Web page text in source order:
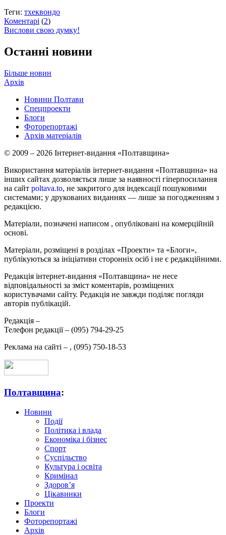
Теги: тхеквондо
Коментарі (2)
Вислови свою думку!
Останні новини
Більше новин
Архів
Новини Полтави
Спецпроекти
Блоги
Фоторепортажі
Архів матеріалів
© 2009 – 2026 Інтернет-видання «Полтавщина»
Використання матеріалів інтернет-видання «Полтавщина» на
інших сайтах дозволяється лише за наявності гіперпосилання
на сайт poltava.to, не закритого для індексації пошуковими
системами; у друкованих виданнях — лише за погодженням з
редакцією.
Матеріали, позначені написом , опубліковані на комерційній
основі.
Матеріали, розміщені в розділах «Проекти» та «Блоги»,
публікуються за ініціативи сторонніх осіб і не є редакційними.
Редакція інтернет-видання «Полтавщина» не несе
відповідальності за зміст коментарів, розміщених
користувачами сайту. Редакція не завжди поділяє погляди
авторів публікацій.
Редакція –
Телефон редакції – (095) 794-29-25
Реклама на сайті – , (095) 750-18-53
Полтавщина:
Новини
Події
Політика і влада
Економіка і бізнес
Спорт
Суспільство
Культура і освіта
Кримінал
Здоров’я
Цікавинки
Проекти
Блоги
Фоторепортажі
Архів